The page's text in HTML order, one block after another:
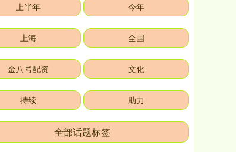
上半年 今年
上海 全国
金八号配资 文化
持续 助力
全部话题标签